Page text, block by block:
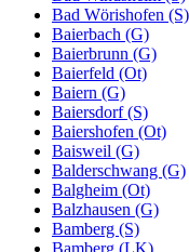
Bad Wörishofen (S)
Baierbach (G)
Baierbrunn (G)
Baierfeld (Ot)
Baiern (G)
Baiersdorf (S)
Baiershofen (Ot)
Baisweil (G)
Balderschwang (G)
Balgheim (Ot)
Balzhausen (G)
Bamberg (S)
Bamberg (LK)